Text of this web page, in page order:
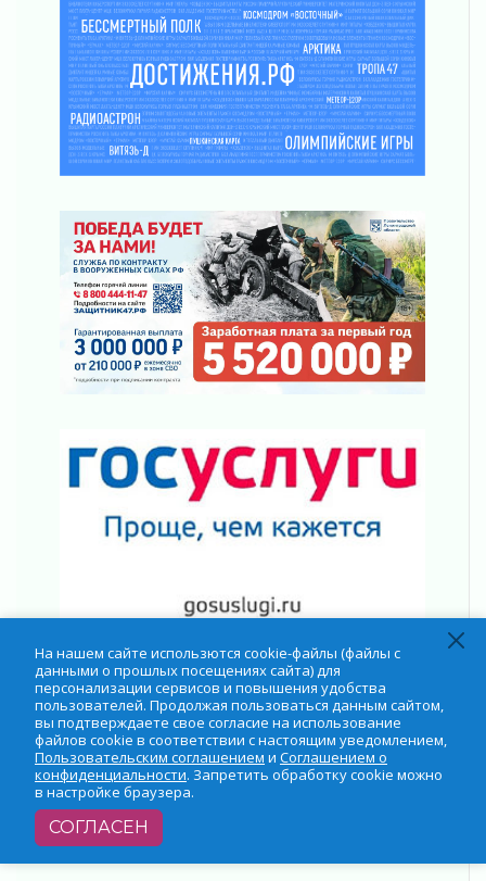
За сухими цифрами — реальная жизнь
31 июля 2026
От инженера-создателя к волонтёрам
«Созидателям»
31 июля 2026
Генеральная репетиция векового юбилея
31 июля 2026
31 июля 2026
Давайте разберемся!
30 июля 2026
Круглую ригу в Гатчине отреставрируют в
2027 году
30 июля 2026
На нашем сайте использются cookie-файлы (файлы с
данными о прошлых посещениях сайта) для
персонализации сервисов и повышения удобства
пользователей. Продолжая пользоваться данным сайтом,
вы подтверждаете свое согласие на использование
файлов cookie в соответствии с настоящим уведомлением,
Пользовательским соглашением и Соглашением о
конфиденциальности. Запретить обработку cookie можно
в настройке браузера.
СОГЛАСЕН